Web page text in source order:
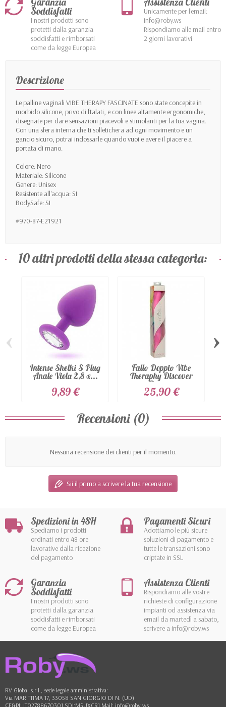
Soddisfatti
I nostri prodotti sono
protetti dalla garanzia
soddisfatti e rimborsati
come da legge Europea
Unicamente per l'email:
info@roby.ws
Rispondiamo alle mail entro
2 giorni lavorativi
Descrizione
Le palline vaginali VIBE THERAPY FASCINATE sono state concepite in
morbido silicone, privo di ftalati, e con linee altamente ergonomiche,
disegnate per dare sensazioni piacevoli e stimolanti per la tua vagina.
Con una sfera interna che ti solletichera ad ogni movimento e un
gancio sicuro, potrai indossarle quando vuoi e avere il piacere a
portata di mano.
Colore: Nero
Materiale: Silicone
Genere: Unisex
Resistente all'acqua: SI
BodySafe: SI
#970-87-E21921
10 altri prodotti della stessa categoria:
Intense Shelki S Plug
Anale Viola 2,8 x...
9,89 €
Fallo Doppio Vibe
Theraphy Discover
Dong...
25,90 €
‹ ›
Recensioni (0)
Nessuna recensione dei clienti per il momento.
Sii il primo a scrivere la tua recensione
Spedizioni in 48H
Spediamo i prodotti
ordinati entro 48 ore
lavorative dalla ricezione
del pagamento
Pagamenti Sicuri
Adottiamo le più sicure
soluzioni di pagamento e
tutte le transazioni sono
criptate in SSL
Garanzia
Soddisfatti
I nostri prodotti sono
protetti dalla garanzia
soddisfatti e rimborsati
come da legge Europea
Assistenza Clienti
Rispondiamo alle vostre
richieste di configurazione
impianti od assistenza via
email da martedì a sabato,
scrivere a info@roby.ws
RV Global s.r.l., sede legale amministrativa:
Via MARITTIMA 17, 33058 SAN GIORGIO DI N. (UD)
CF&PI: IT02788670301 SDI:M5UXCR1 Mail: info@roby.ws